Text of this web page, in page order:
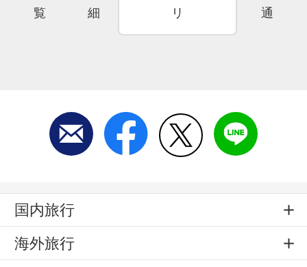
覧
細
リ
通
国内旅行
海外旅行